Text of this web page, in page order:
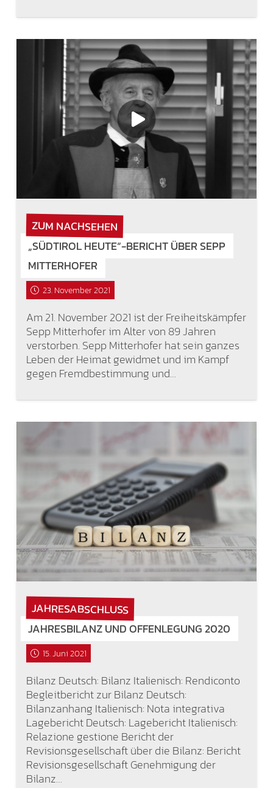
ZUM NACHSEHEN
„SÜDTIROL HEUTE“-BERICHT ÜBER SEPP
MITTERHOFER
23. November 2021
Am 21. November 2021 ist der Freiheitskämpfer
Sepp Mitterhofer im Alter von 89 Jahren
verstorben. Sepp Mitterhofer hat sein ganzes
Leben der Heimat gewidmet und im Kampf
gegen Fremdbestimmung und…
JAHRESABSCHLUSS
JAHRESBILANZ UND OFFENLEGUNG 2020
15. Juni 2021
Bilanz Deutsch: Bilanz Italienisch: Rendiconto
Begleitbericht zur Bilanz Deutsch:
Bilanzanhang Italienisch: Nota integrativa
Lagebericht Deutsch: Lagebericht Italienisch:
Relazione gestione Bericht der
Revisionsgesellschaft über die Bilanz: Bericht
Revisionsgesellschaft Genehmigung der
Bilanz…